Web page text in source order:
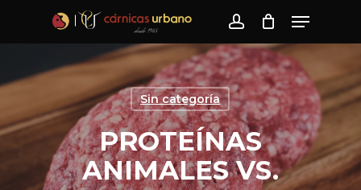
content
Menu
Sin categoría
PROTEÍNAS
ANIMALES VS.